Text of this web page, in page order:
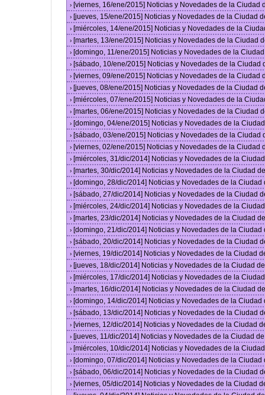
› [viernes, 16/ene/2015] Noticias y Novedades de la Ciudad
› [jueves, 15/ene/2015] Noticias y Novedades de la Ciudad
› [miércoles, 14/ene/2015] Noticias y Novedades de la
› [martes, 13/ene/2015] Noticias y Novedades de la Ciudad
› [domingo, 11/ene/2015] Noticias y Novedades de la
› [sábado, 10/ene/2015] Noticias y Novedades de la Ciudad
› [viernes, 09/ene/2015] Noticias y Novedades de la Ciudad
› [jueves, 08/ene/2015] Noticias y Novedades de la Ciudad
› [miércoles, 07/ene/2015] Noticias y Novedades de la
› [martes, 06/ene/2015] Noticias y Novedades de la Ciudad
› [domingo, 04/ene/2015] Noticias y Novedades de la
› [sábado, 03/ene/2015] Noticias y Novedades de la Ciudad
› [viernes, 02/ene/2015] Noticias y Novedades de la Ciudad
› [miércoles, 31/dic/2014] Noticias y Novedades de la
› [martes, 30/dic/2014] Noticias y Novedades de la Ciudad
› [domingo, 28/dic/2014] Noticias y Novedades de la
› [sábado, 27/dic/2014] Noticias y Novedades de la Ciudad
› [miércoles, 24/dic/2014] Noticias y Novedades de la
› [martes, 23/dic/2014] Noticias y Novedades de la Ciudad
› [domingo, 21/dic/2014] Noticias y Novedades de la
› [sábado, 20/dic/2014] Noticias y Novedades de la Ciudad
› [viernes, 19/dic/2014] Noticias y Novedades de la Ciudad
› [jueves, 18/dic/2014] Noticias y Novedades de la Ciudad
› [miércoles, 17/dic/2014] Noticias y Novedades de la
› [martes, 16/dic/2014] Noticias y Novedades de la Ciudad
› [domingo, 14/dic/2014] Noticias y Novedades de la
› [sábado, 13/dic/2014] Noticias y Novedades de la Ciudad
› [viernes, 12/dic/2014] Noticias y Novedades de la Ciudad
› [jueves, 11/dic/2014] Noticias y Novedades de la Ciudad
› [miércoles, 10/dic/2014] Noticias y Novedades de la
› [domingo, 07/dic/2014] Noticias y Novedades de la
› [sábado, 06/dic/2014] Noticias y Novedades de la Ciudad
› [viernes, 05/dic/2014] Noticias y Novedades de la Ciudad